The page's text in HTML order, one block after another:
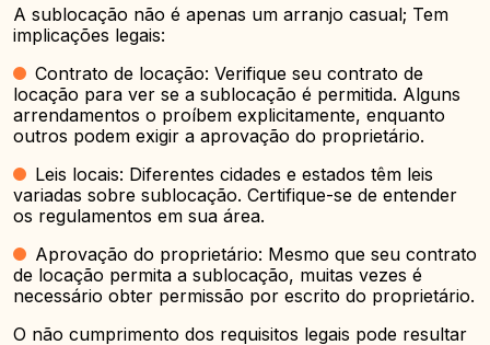
A sublocação não é apenas um arranjo casual; Tem
implicações legais:
Contrato de locação: Verifique seu contrato de
locação para ver se a sublocação é permitida. Alguns
arrendamentos o proíbem explicitamente, enquanto
outros podem exigir a aprovação do proprietário.
Leis locais: Diferentes cidades e estados têm leis
variadas sobre sublocação. Certifique-se de entender
os regulamentos em sua área.
Aprovação do proprietário: Mesmo que seu contrato
de locação permita a sublocação, muitas vezes é
necessário obter permissão por escrito do proprietário.
O não cumprimento dos requisitos legais pode resultar